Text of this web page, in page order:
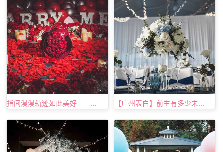
指间漫漫轨迹如此美好——... 【广州表白】前生有多少未...